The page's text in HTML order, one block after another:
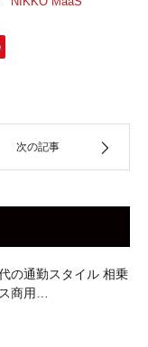
次の記事
の通勤スタイル 相乗
商用…